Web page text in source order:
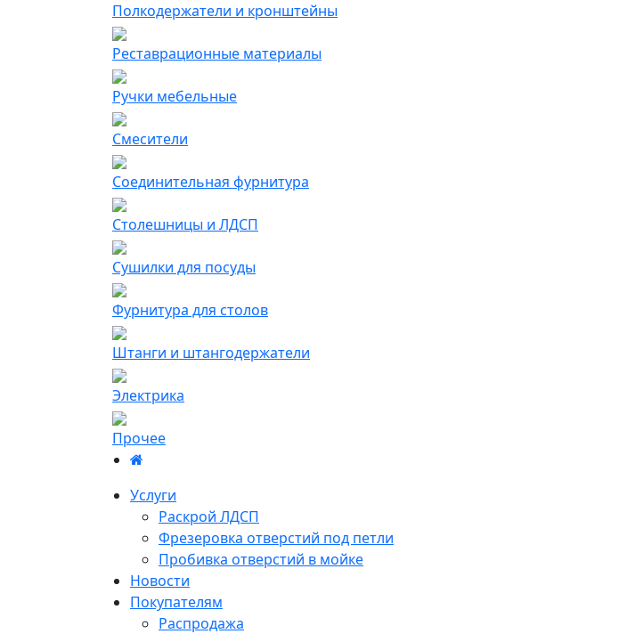
Полкодержатели и кронштейны
Реставрационные материалы
Ручки мебельные
Смесители
Соединительная фурнитура
Столешницы и ЛДСП
Сушилки для посуды
Фурнитура для столов
Штанги и штангодержатели
Электрика
Прочее
Услуги
Раскрой ЛДСП
Фрезеровка отверстий под петли
Пробивка отверстий в мойке
Новости
Покупателям
Распродажа